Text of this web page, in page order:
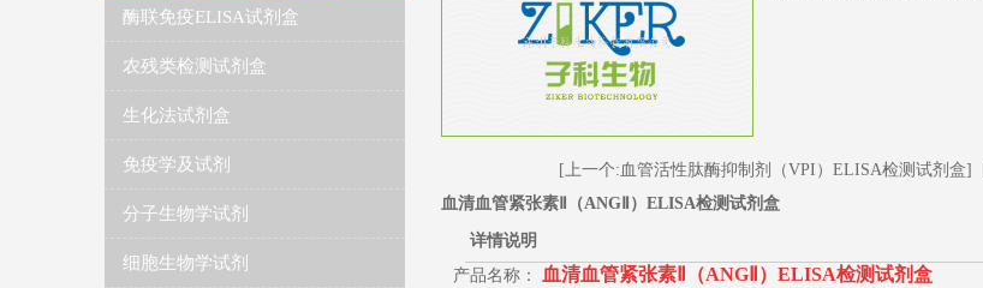
酶联免疫ELISA试剂盒
农残类检测试剂盒
生化法试剂盒
免疫学及试剂
分子生物学试剂
细胞生物学试剂
[上一个:血管活性肽酶抑制剂（VPI）ELISA检测试剂盒]
血清血管紧张素Ⅱ（ANGⅡ）ELISA检测试剂盒
详情说明
产品名称： 血清血管紧张素Ⅱ（ANGⅡ）ELISA检测试剂盒